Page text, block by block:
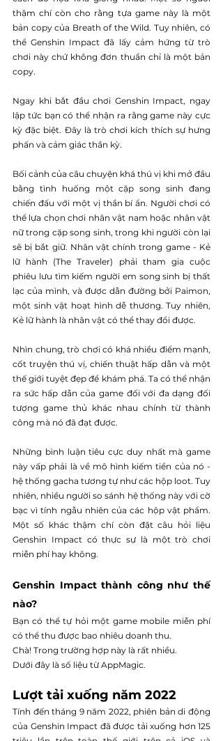
thậm chí còn cho rằng tựa game này là một
bản copy của Breath of the Wild. Tuy nhiên, có
thể Genshin Impact đã lấy cảm hứng từ trò
chơi này chứ không đơn thuần chỉ là một bản
copy.
Ngay khi bắt đầu chơi Genshin Impact, ngay
lập tức bạn có thể nhận ra rằng game này cực
kỳ đặc biệt. Đây là trò chơi kích thích sự hưng
phấn và cảm giác thần kỳ.
Bối cảnh của câu chuyện khá thú vị khi mở đầu
bằng tình huống một cặp song sinh đang
chiến đấu với một vị thần bí ẩn. Người chơi có
thể lựa chọn chơi nhân vật nam hoặc nhân vật
nữ trong cặp song sinh, trong khi người còn lại
sẽ bị bắt giữ. Nhân vật chính trong game - Kẻ
lữ hành (The Traveler) phải tham gia cuộc
phiêu lưu tìm kiếm người em song sinh bị thất
lạc của mình, và được dẫn đường bởi Paimon,
một sinh vật hoạt hình dễ thương. Tuy nhiên,
Kẻ lữ hành là nhân vật có thể thay đổi được.
Nhìn chung, trò chơi có khá nhiều điểm mạnh,
cốt truyện thú vị, chiến thuật hấp dẫn và một
thế giới tuyệt đẹp để khám phá. Ta có thể nhận
ra sức hấp dẫn của game đối với đa dạng đối
tượng game thủ khác nhau chính từ thành
công mà nó đã đạt được.
Những bình luận tiêu cực duy nhất mà game
này vấp phải là về mô hình kiếm tiền của nó -
hệ thống gacha tương tự như các hộp loot. Tuy
nhiên, nhiều người so sánh hệ thống này với cờ
bạc vì tính ngẫu nhiên của các hộp vật phẩm.
Một số khác thậm chí còn đặt câu hỏi liệu
Genshin Impact có thực sự là một trò chơi
miễn phí hay không.
Genshin Impact thành công như thế
nào?
Bạn có thể tự hỏi một game mobile miễn phí
có thể thu được bao nhiêu doanh thu.
Chà! Trong trường hợp này là rất nhiều.
Dưới đây là số liệu từ AppMagic.
Lượt tải xuống năm 2022
Tính đến tháng 9 năm 2022, phiên bản di động
của Genshin Impact đã được tải xuống hơn 125